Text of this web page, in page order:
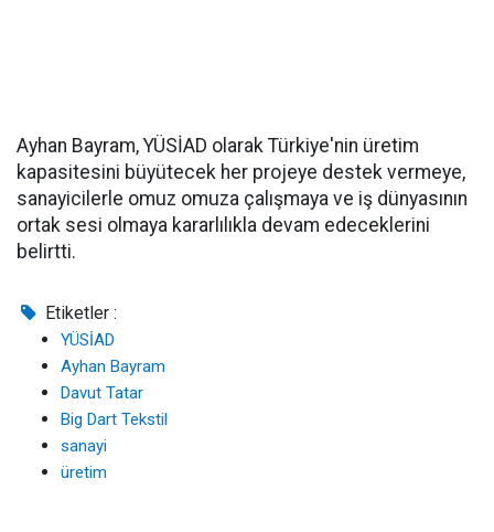
Ayhan Bayram, YÜSİAD olarak Türkiye'nin üretim
kapasitesini büyütecek her projeye destek vermeye,
sanayicilerle omuz omuza çalışmaya ve iş dünyasının
ortak sesi olmaya kararlılıkla devam edeceklerini
belirtti.
Etiketler :
YÜSİAD
Ayhan Bayram
Davut Tatar
Big Dart Tekstil
sanayi
üretim